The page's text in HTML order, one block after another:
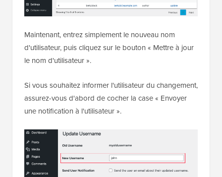
Maintenant, entrez simplement le nouveau nom
d'utilisateur, puis cliquez sur le bouton « Mettre à jour
le nom d'utilisateur ».
Si vous souhaitez informer l'utilisateur du changement,
assurez-vous d'abord de cocher la case « Envoyer
une notification à l'utilisateur ».